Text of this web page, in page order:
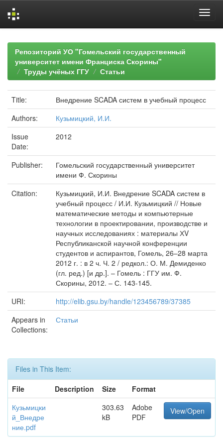
navigationРепозиторий УО "Гомельский государственный
университет имени Франциска Скорины"
Труды учёных ГГУ
Статьи
Title:
Внедрение SCADA систем в учебный процесс
Authors:
Кузьмицкий, И.И.
Issue
Date:
2012
Publisher:
Гомельский государственный университет
имени Ф. Скорины
Citation:
Кузьмицкий, И.И. Внедрение SCADA систем в
учебный процесс / И.И. Кузьмицкий // Новые
математические методы и компьютерные
технологии в проектировании, производстве и
научных исследованиях : материалы ХV
Республиканской научной конференции
студентов и аспирантов, Гомель, 26–28 марта
2012 г. : в 2 ч. Ч. 2 / редкол.: О. М. Демиденко
(гл. ред.) [и др.]. – Гомель : ГГУ им. Ф.
Скорины, 2012. – С. 143-145.
URI:
http://elib.gsu.by/handle/123456789/37385
Appears in
Collections:
Статьи
Files in This Item:
File
Description Size
Format
Кузьмицки
й_Внедре
ние.pdf
303.63
kB
Adobe
PDF
View/Open